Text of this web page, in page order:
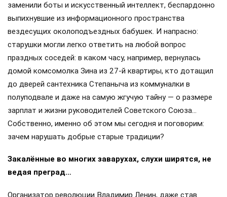
заменили боты и искусственный интеллект, беспардонно
выпихнувшие из информационного пространства
вездесущих околоподъездных бабушек. И напрасно:
старушки могли легко ответить на любой вопрос
праздных соседей: в каком часу, например, вернулась
домой комсомолка Зина из 27-й квартиры, кто дотащил
до дверей сантехника Степаныча из коммуналки в
полуподвале и даже на самую жгучую тайну — о размере
зарплат и жизни руководителей Советского Союза…
Собственно, именно об этом мы сегодня и поговорим:
зачем нарушать добрые старые традиции?
Закалённые во многих заварухах, слухи ширятся, не
ведая преград…
Организатор революции Владимир Ленин, даже став